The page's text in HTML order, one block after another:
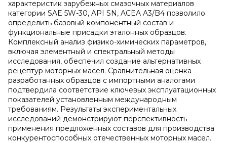
характеристик зарубежных смазочных материалов
категории SAE 5W-30, API SN, ACEA A3/B4 позволило
определить базовый компонентный состав и
функциональные присадки эталонных образцов.
Комплексный анализ физико-химических параметров,
включая элементный и спектральный методы
исследования, обеспечил создание альтернативных
рецептур моторных масел. Сравнительная оценка
разработанных образцов с импортными аналогами
подтвердила соответствие ключевых эксплуатационных
показателей установленным международным
требованиям. Результаты экспериментальных
исследований демонстрируют перспективность
применения предложенных составов для производства
конкурентоспособных отечественных моторных масел.